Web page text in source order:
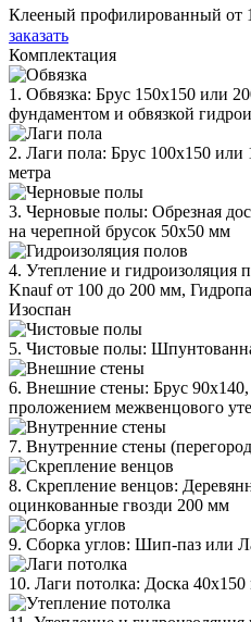
Клееный профилированный от
заказать
Комплектация
1. Обвязка: Брус 150х150 или
фундаментом и обвязкой
2. Лаги пола: Брус 100х150
метра
3. Черновые полы: Обрезная
на черепной брусок 50х50 мм
4. Утепление и гидроизоляция
Knauf от 100 до 200 мм,
Изоспан
5. Чистовые полы:
6. Внешние стены: Брус
проложением межвенцового
7. Внутренние стены
8. Скрепление венцов:
оцинкованные гвозди 200 мм
9. Сборка углов: Шип-паз или
10. Лаги потолка: Доска